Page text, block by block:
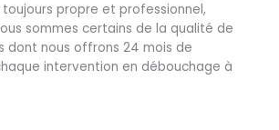
propre et professionnel,
sommes certains de la qualité de
dont nous offrons 24 mois de
intervention en débouchage à